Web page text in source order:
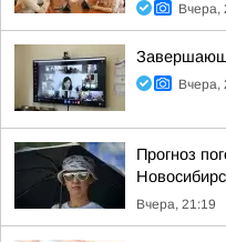
Вчера,
Вчера,
Прогноз
Вчера, 21:19